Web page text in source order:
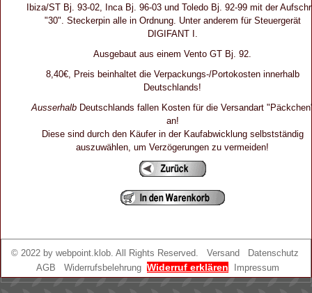
Ibiza/ST Bj. 93-02, Inca Bj. 96-03 und Toledo Bj. 92-99 mit der
"30". Steckerpin alle in Ordnung. Unter anderem für Steuergerät
DIGIFANT I.
Ausgebaut aus einem Vento GT Bj. 92.
8,40€, Preis beinhaltet die Verpackungs-/Portokosten innerhalb
Deutschlands!
Ausserhalb Deutschlands fallen Kosten für die Versandart
an!
Diese sind durch den Käufer in der Kaufabwicklung selbstständig
auszuwählen, um Verzögerungen zu vermeiden!
© 2022 by webpoint.klob. All Rights Reserved. Versand
Datenschutz
AGB
Widerrufsbelehrung Widerruf erklären Impressum